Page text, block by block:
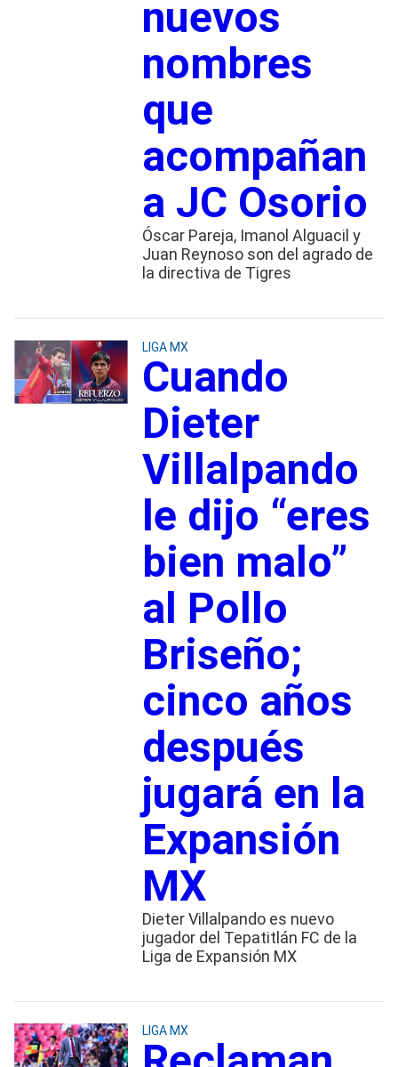
nuevos
nombres
que
acompañan
a JC Osorio
Óscar Pareja, Imanol Alguacil y
Juan Reynoso son del agrado de
la directiva de Tigres
LIGA MX
Cuando
Dieter
Villalpando
le dijo “eres
bien malo”
al Pollo
Briseño;
cinco años
después
jugará en la
Expansión
MX
Dieter Villalpando es nuevo
jugador del Tepatitlán FC de la
Liga de Expansión MX
LIGA MX